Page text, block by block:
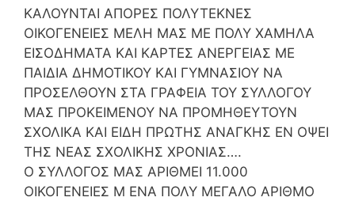
ΚΑΛΟΥΝΤΑΙ ΑΠΟΡΕΣ ΠΟΛΥΤΕΚΝΕΣ
ΟΙΚΟΓΕΝΕΙΕΣ ΜΕΛΗ ΜΑΣ ΜΕ ΠΟΛΥ ΧΑΜΗΛΑ
ΕΙΣΟΔΗΜΑΤΑ ΚΑΙ ΚΑΡΤΕΣ ΑΝΕΡΓΕΙΑΣ ΜΕ
ΠΑΙΔΙΑ ΔΗΜΟΤΙΚΟΥ ΚΑΙ ΓΥΜΝΑΣΙΟΥ ΝΑ
ΠΡΟΣΕΛΘΟΥΝ ΣΤΑ ΓΡΑΦΕΙΑ ΤΟΥ ΣΥΛΛΟΓΟΥ
ΜΑΣ ΠΡΟΚΕΙΜΕΝΟΥ ΝΑ ΠΡΟΜΗΘΕΥΤΟΥΝ
ΣΧΟΛΙΚΑ ΚΑΙ ΕΙΔΗ ΠΡΩΤΗΣ ΑΝΑΓΚΗΣ ΕΝ ΟΨΕΙ
ΤΗΣ ΝΕΑΣ ΣΧΟΛΙΚΗΣ ΧΡΟΝΙΑΣ….
Ο ΣΥΛΛΟΓΟΣ ΜΑΣ ΑΡΙΘΜΕΙ 11.000
ΟΙΚΟΓΕΝΕΙΕΣ Μ ΕΝΑ ΠΟΛΥ ΜΕΓΑΛΟ ΑΡΙΘΜΟ